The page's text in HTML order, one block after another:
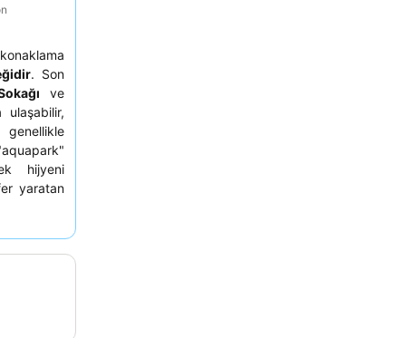
. Son
ve
hijyeni
yaratan